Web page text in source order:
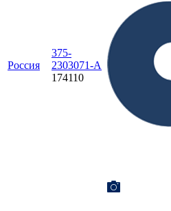
Россия
375-
2303071-А
174110